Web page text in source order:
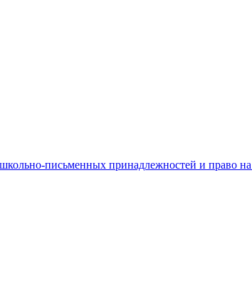
письменных принадлежностей и право